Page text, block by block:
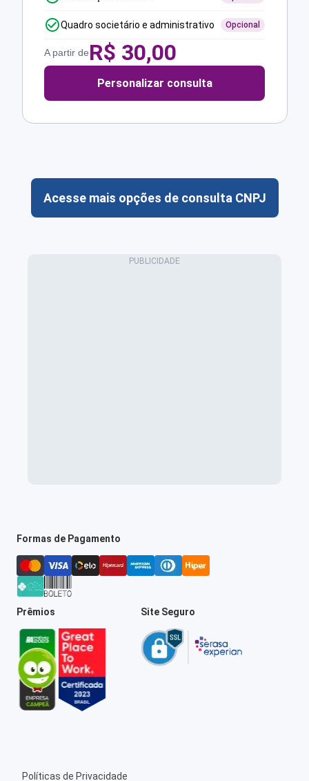
Quadro societário e administrativo Opcional
A partir deR$ 30,00
Personalizar consulta
Acesse mais opções de consulta CNPJ
Formas de Pagamento
Prêmios Site Seguro
Políticas de Privacidade